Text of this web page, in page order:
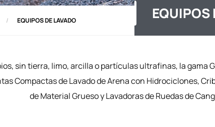
EQUIPOS
/ EQUIPOS DE LAVADO
sin tierra, limo, arcilla o partículas ultrafinas, la gama
Compactas de Lavado de Arena con Hidrociclones,
de Material Grueso y Lavadoras de Ruedas de